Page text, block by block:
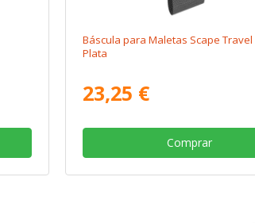
Báscula para Maletas Scape Travel
Plata
23,25 €
Comprar